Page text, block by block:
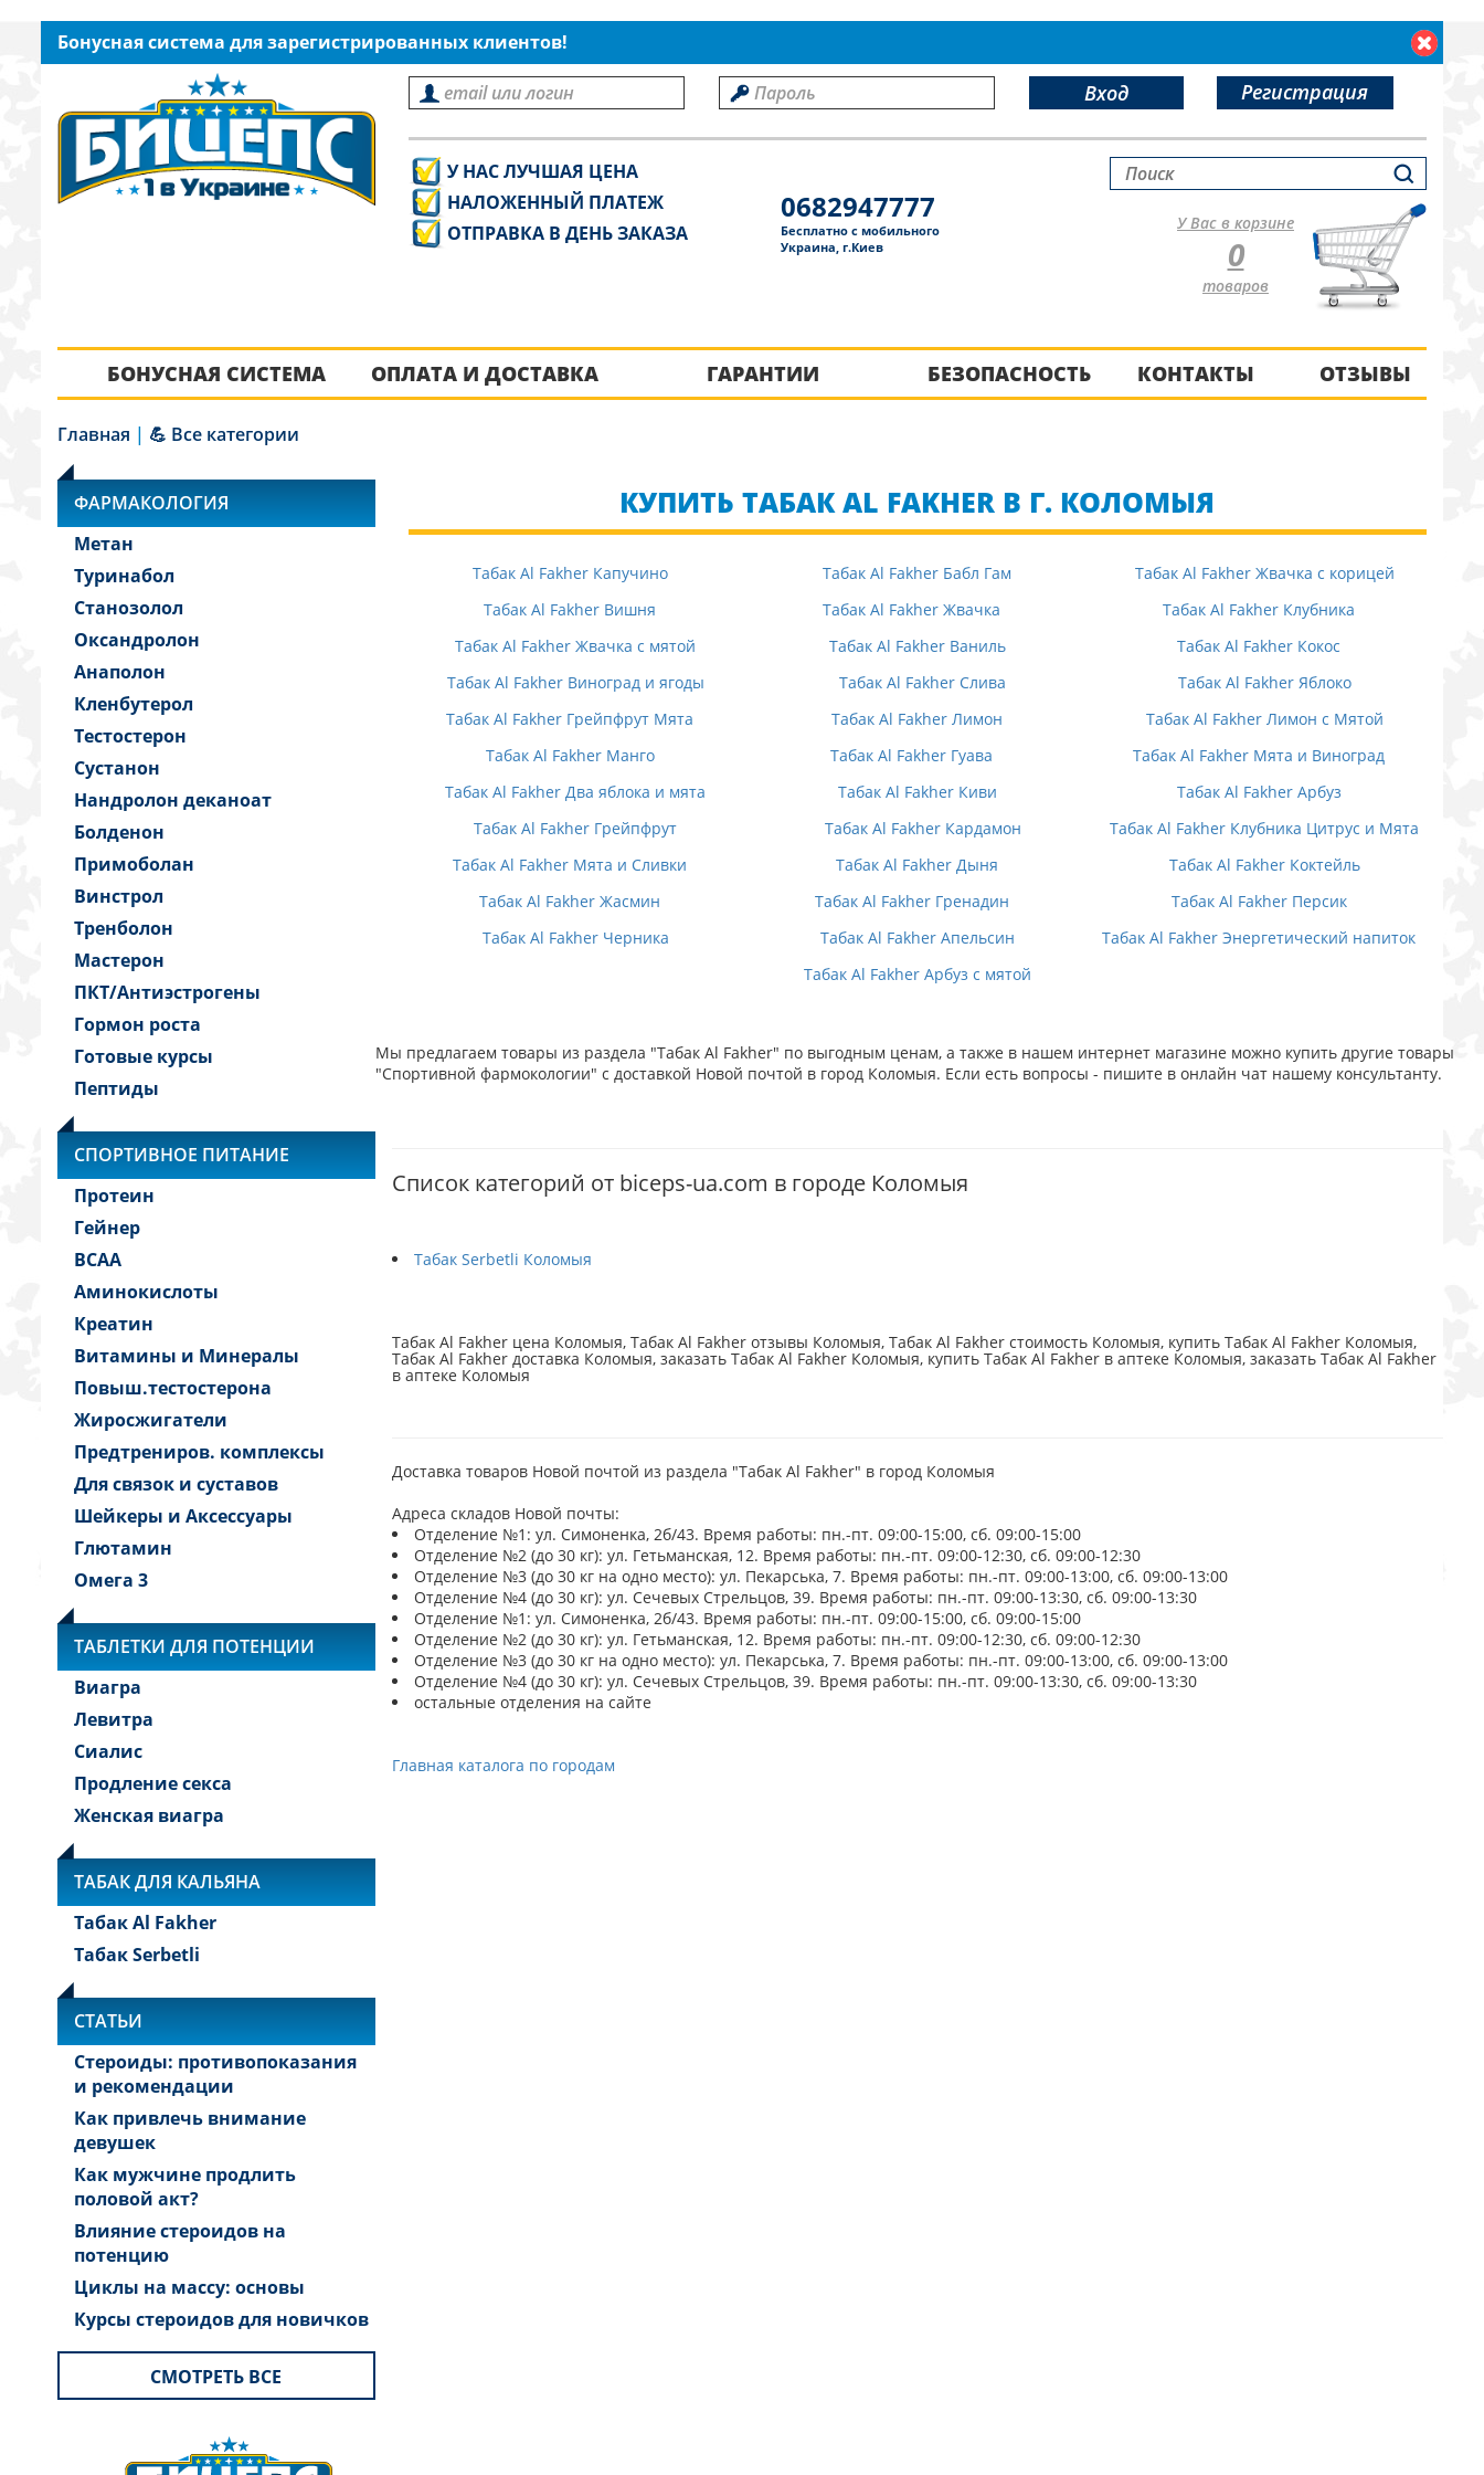
Бонусная система для зарегистрированных клиентов!
Вход Регистрация
У НАС ЛУЧШАЯ ЦЕНА
НАЛОЖЕННЫЙ ПЛАТЕЖ
ОТПРАВКА В ДЕНЬ ЗАКАЗА
0682947777
Бесплатно с мобильного
Украина, г.Киев
У Вас в корзине
0
товаров
БОНУСНАЯ СИСТЕМА ОПЛАТА И ДОСТАВКА ГАРАНТИИ БЕЗОПАСНОСТЬ КОНТАКТЫ ОТЗЫВЫ
Главная | 💪 Все категории
ФАРМАКОЛОГИЯ
Метан
Туринабол
Станозолол
Оксандролон
Анаполон
Кленбутерол
Тестостерон
Сустанон
Нандролон деканоат
Болденон
Примоболан
Винстрол
Тренболон
Мастерон
ПКТ/Антиэстрогены
Гормон роста
Готовые курсы
Пептиды
СПОРТИВНОЕ ПИТАНИЕ
Протеин
Гейнер
BCAA
Аминокислоты
Креатин
Витамины и Минералы
Повыш.тестостерона
Жиросжигатели
Предтрениров. комплексы
Для связок и суставов
Шейкеры и Аксессуары
Глютамин
Омега 3
ТАБЛЕТКИ ДЛЯ ПОТЕНЦИИ
Виагра
Левитра
Сиалис
Продление секса
Женская виагра
ТАБАК ДЛЯ КАЛЬЯНА
Табак Al Fakher
Табак Serbetli
СТАТЬИ
Стероиды: противопоказания
и рекомендации
Как привлечь внимание
девушек
Как мужчине продлить
половой акт?
Влияние стероидов на
потенцию
Циклы на массу: основы
Курсы стероидов для новичков
СМОТРЕТЬ ВСЕ
КУПИТЬ ТАБАК AL FAKHER В Г. КОЛОМЫЯ
Табак Al Fakher Капучино Табак Al Fakher Бабл Гам
Табак Al Fakher Жвачка с корицей
Табак Al Fakher Вишня
Табак Al Fakher Жвачка
Табак Al Fakher Клубника
Табак Al Fakher Жвачка с мятой
Табак Al Fakher Ваниль
Табак Al Fakher Кокос
Табак Al Fakher Виноград и ягоды
Табак Al Fakher Слива
Табак Al Fakher Яблоко
Табак Al Fakher Грейпфрут Мята
Табак Al Fakher Лимон
Табак Al Fakher Лимон с Мятой
Табак Al Fakher Манго
Табак Al Fakher Гуава
Табак Al Fakher Мята и Виноград
Табак Al Fakher Два яблока и мята
Табак Al Fakher Киви
Табак Al Fakher Арбуз
Табак Al Fakher Грейпфрут
Табак Al Fakher Кардамон
Табак Al Fakher Клубника Цитрус и Мята
Табак Al Fakher Мята и Сливки
Табак Al Fakher Дыня
Табак Al Fakher Коктейль
Табак Al Fakher Жасмин
Табак Al Fakher Гренадин
Табак Al Fakher Персик
Табак Al Fakher Черника
Табак Al Fakher Апельсин
Табак Al Fakher Энергетический напиток
Табак Al Fakher Арбуз с мятой
Мы предлагаем товары из раздела "Табак Al Fakher" по выгодным ценам, а также в нашем интернет магазине можно купить другие товары
"Спортивной фармокологии" с доставкой Новой почтой в город Коломыя. Если есть вопросы - пишите в онлайн чат нашему консультанту.
Список категорий от biceps-ua.com в городе Коломыя
Табак Serbetli Коломыя
Табак Al Fakher цена Коломыя, Табак Al Fakher отзывы Коломыя, Табак Al Fakher стоимость Коломыя, купить Табак Al Fakher Коломыя,
Табак Al Fakher доставка Коломыя, заказать Табак Al Fakher Коломыя, купить Табак Al Fakher в аптеке Коломыя, заказать Табак Al Fakher
в аптеке Коломыя
Доставка товаров Новой почтой из раздела "Табак Al Fakher" в город Коломыя
Адреса складов Новой почты:
Отделение №1: ул. Симоненка, 2б/43. Время работы: пн.-пт. 09:00-15:00, сб. 09:00-15:00
Отделение №2 (до 30 кг): ул. Гетьманская, 12. Время работы: пн.-пт. 09:00-12:30, сб. 09:00-12:30
Отделение №3 (до 30 кг на одно место): ул. Пекарська, 7. Время работы: пн.-пт. 09:00-13:00, сб. 09:00-13:00
Отделение №4 (до 30 кг): ул. Сечевых Стрельцов, 39. Время работы: пн.-пт. 09:00-13:30, сб. 09:00-13:30
Отделение №1: ул. Симоненка, 2б/43. Время работы: пн.-пт. 09:00-15:00, сб. 09:00-15:00
Отделение №2 (до 30 кг): ул. Гетьманская, 12. Время работы: пн.-пт. 09:00-12:30, сб. 09:00-12:30
Отделение №3 (до 30 кг на одно место): ул. Пекарська, 7. Время работы: пн.-пт. 09:00-13:00, сб. 09:00-13:00
Отделение №4 (до 30 кг): ул. Сечевых Стрельцов, 39. Время работы: пн.-пт. 09:00-13:30, сб. 09:00-13:30
остальные отделения на сайте
Главная каталога по городам